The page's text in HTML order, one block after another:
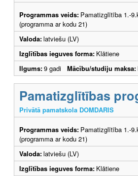
Programmas veids: Pamatizglītība 1.-
(programma ar kodu 21)
Valoda:latviešu (LV)
Izglītības ieguves forma: Klātiene
Ilgums:9 gadi Mācību/studiju maksa:
Pamatizglītības
Privātā pamatskola DOMDARIS
Programmas veids: Pamatizglītība 1.-
(programma ar kodu 21)
Valoda:latviešu (LV)
Izglītības ieguves forma: Klātiene